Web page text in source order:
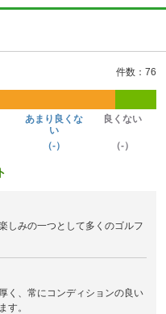
件数：76
あまり良くな
い
良くない
（-） （-）
しみの一つとして多くのゴルフ
く、常にコンディションの良い
す。